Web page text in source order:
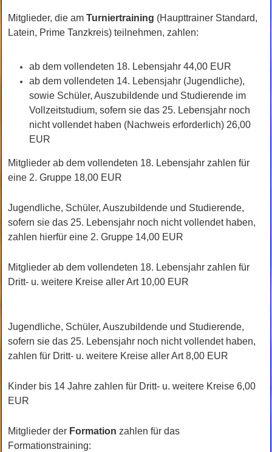
Mitglieder, die am Turniertraining (Haupttrainer Standard,
Latein, Prime Tanzkreis) teilnehmen, zahlen:
ab dem vollendeten 18. Lebensjahr 44,00 EUR
ab dem vollendeten 14. Lebensjahr (Jugendliche),
sowie Schüler, Auszubildende und Studierende im
Vollzeitstudium, sofern sie das 25. Lebensjahr noch
nicht vollendet haben (Nachweis erforderlich) 26,00
EUR
Mitglieder ab dem vollendeten 18. Lebensjahr zahlen für
eine 2. Gruppe 18,00 EUR
Jugendliche, Schüler, Auszubildende und Studierende,
sofern sie das 25. Lebensjahr noch nicht vollendet haben,
zahlen hierfür eine 2. Gruppe 14,00 EUR
Mitglieder ab dem vollendeten 18. Lebensjahr zahlen für
Dritt- u. weitere Kreise aller Art 10,00 EUR
Jugendliche, Schüler, Auszubildende und Studierende,
sofern sie das 25. Lebensjahr noch nicht vollendet haben,
zahlen für Dritt- u. weitere Kreise aller Art 8,00 EUR
Kinder bis 14 Jahre zahlen für Dritt- u. weitere Kreise 6,00
EUR
Mitglieder der Formation zahlen für das
Formationstraining: